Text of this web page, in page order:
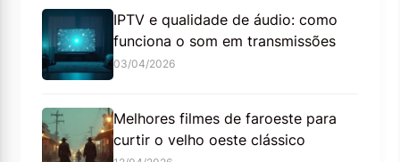
IPTV e qualidade de áudio: como
funciona o som em transmissões
03/04/2026
Melhores filmes de faroeste para
curtir o velho oeste clássico